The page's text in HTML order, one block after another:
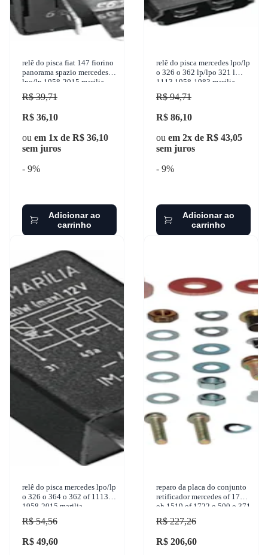
relê do pisca fiat 147 fiorino
panorama spazio mercedes
lpo/lp 1958-2015 marilia -
im11432
R$ 39,71
R$ 36,10
ou em 1x de R$ 36,10
sem juros
- 9%
Adicionar ao
carrinho
relê do pisca mercedes lpo/lp
o 326 o 362 lp/lpo 321 l
1113 1958-1983 marilia -
im11340
R$ 94,71
R$ 86,10
ou em 2x de R$ 43,05
sem juros
- 9%
Adicionar ao
carrinho
relê do pisca mercedes lpo/lp
o 326 o 364 o 362 of 1113
1958-2015 marilia -
im11440
R$ 54,56
R$ 49,60
reparo da placa do conjunto
retificador mercedes of 1721
oh 1519 of 1722 o 500 o 371
1960-2012 gbusch - 11
R$ 227,26
R$ 206,60